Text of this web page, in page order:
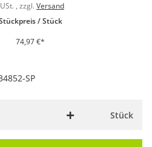
, zzgl. Versand
/ Stück
74,97 €*
SP
Stück